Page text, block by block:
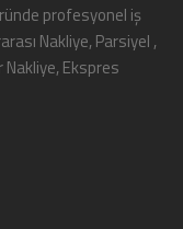
profesyonel iş
Nakliye, Parsiyel ,
Nakliye, Ekspres